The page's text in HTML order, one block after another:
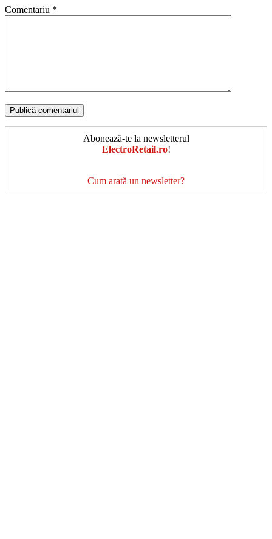
Comentariu *
Abonează-te la newsletterul
ElectroRetail.ro!
Cum arată un newsletter?